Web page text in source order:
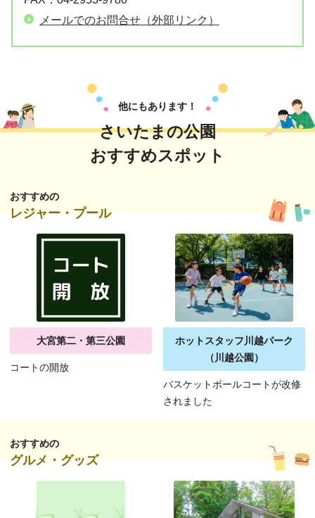
メールでのお問合せ（外部リンク）
他にもあります！
さいたまの公園
おすすめスポット
おすすめの
レジャー・プール
大宮第二・第三公園
コートの開放
ホットスタッフ川越パーク
（川越公園）
バスケットボールコートが改修
されました
おすすめの
グルメ・グッズ